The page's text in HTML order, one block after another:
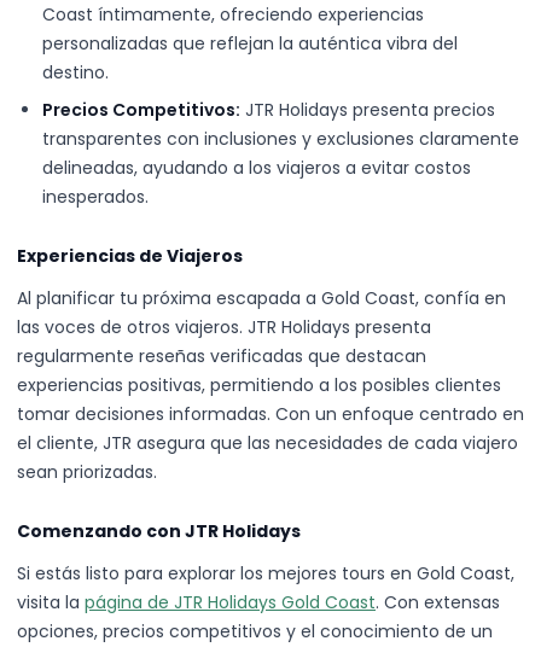
Coast íntimamente, ofreciendo experiencias
personalizadas que reflejan la auténtica vibra del
destino.
Precios Competitivos: JTR Holidays presenta precios
transparentes con inclusiones y exclusiones claramente
delineadas, ayudando a los viajeros a evitar costos
inesperados.
Experiencias de Viajeros
Al planificar tu próxima escapada a Gold Coast, confía en
las voces de otros viajeros. JTR Holidays presenta
regularmente reseñas verificadas que destacan
experiencias positivas, permitiendo a los posibles clientes
tomar decisiones informadas. Con un enfoque centrado en
el cliente, JTR asegura que las necesidades de cada viajero
sean priorizadas.
Comenzando con JTR Holidays
Si estás listo para explorar los mejores tours en Gold Coast,
visita la página de JTR Holidays Gold Coast. Con extensas
opciones, precios competitivos y el conocimiento de un